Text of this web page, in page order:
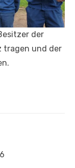
der
tragen und der